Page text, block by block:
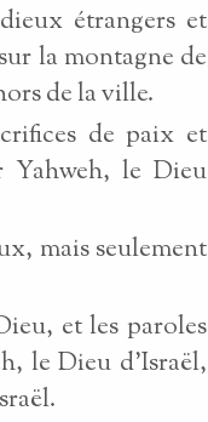
étrangers et
la montagne de
de la ville.
de paix et
le Dieu
mais seulement
et les paroles
le Dieu d'Israël,